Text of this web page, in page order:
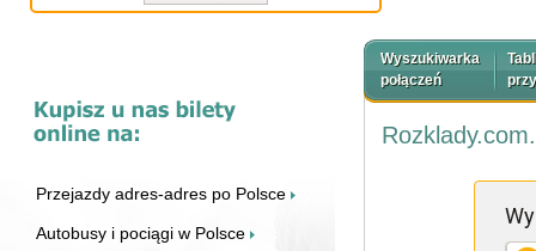
Przejazdy adres-adres po Polsce
Autobusy i pociągi w Polsce
Wyszukiwarka
połączeń